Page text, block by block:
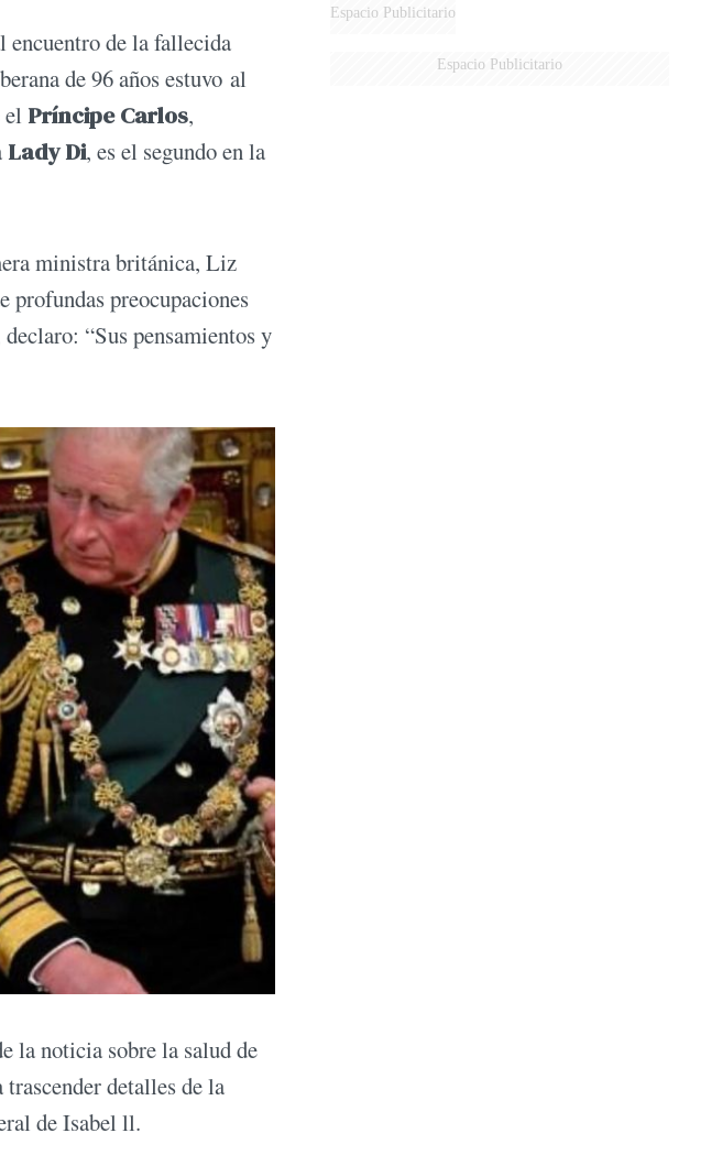
encuentro de la fallecida
de 96 años estuvo al
Príncipe Carlos,
Lady Di, es el segundo en la
ministra británica, Liz
profundas preocupaciones
declaro: “Sus pensamientos y
la noticia sobre la salud de
detalles de la
de Isabel ll.
Espacio Publicitario
Espacio Publicitario